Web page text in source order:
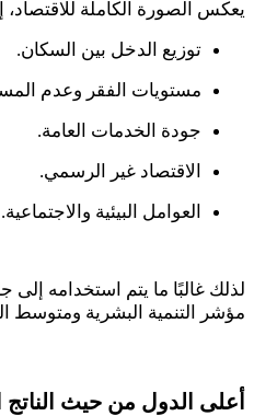
يعكس الصورة الكاملة للاقتصاد،
توزيع الدخل بين السكان.
مستويات الفقر وعدم
جودة الخدمات العامة.
الاقتصاد غير الرسمي.
العوامل البيئية والاجتماعية.
لذلك غالبًا ما يتم استخدامه
مؤشر التنمية البشرية ومتوسط
أعلى الدول من حيث الناتج